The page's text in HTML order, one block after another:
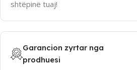
shtëpinë tuaj!
Garancion zyrtar nga
prodhuesi